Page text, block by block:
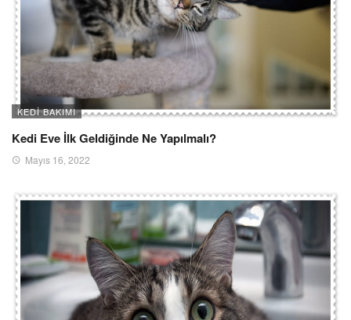
KEDI BAKIMI
Kedi Eve İlk Geldiğinde Ne Yapılmalı?
Mayıs 16, 2022